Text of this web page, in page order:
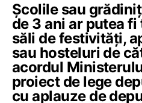
Școlile sau
de 3 ani ar putea
săli de festivități,
sau hosteluri de
acordul
proiect de lege
cu aplauze de